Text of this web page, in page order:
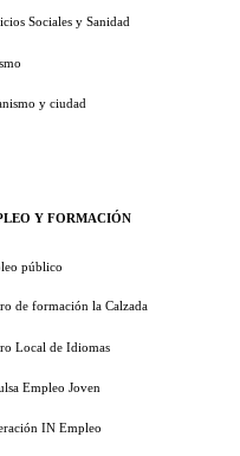
Sociales y Sanidad
y ciudad
Y FORMACIÓN
público
de formación la Calzada
Local de Idiomas
Empleo Joven
IN Empleo